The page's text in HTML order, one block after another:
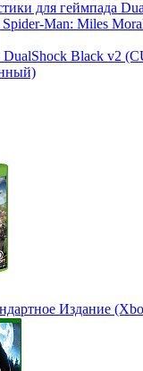
для геймпада
Man: Miles
DualShock Black v2
Издание